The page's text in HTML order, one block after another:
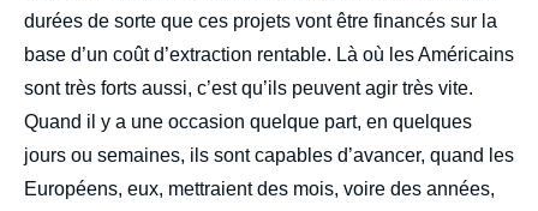
durées de sorte que ces projets vont être financés sur la
base d’un coût d’extraction rentable. Là où les Américains
sont très forts aussi, c’est qu’ils peuvent agir très vite.
Quand il y a une occasion quelque part, en quelques
jours ou semaines, ils sont capables d’avancer, quand les
Européens, eux, mettraient des mois, voire des années,